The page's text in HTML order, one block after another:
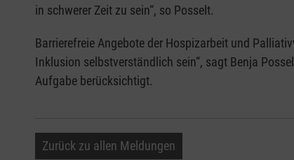
in schwerer Zeit zu sein“, so Posselt.
Barrierefreie Angebote der Hospizarbeit und
Inklusion selbstverständlich sein“, sagt Benja
Aufgabe berücksichtigt.
Zurück zu allen Meldungen